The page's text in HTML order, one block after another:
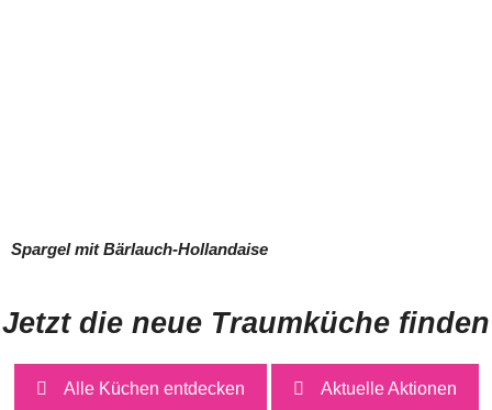
Spargel mit Bärlauch-Hollandaise
Jetzt die neue Traumküche finden
Alle Küchen entdecken Aktuelle Aktionen